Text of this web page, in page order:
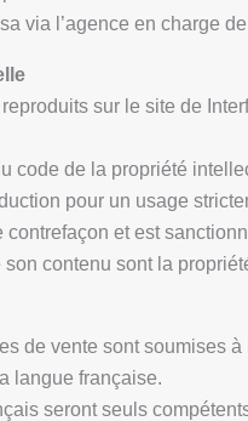
via l’agence en charge
sur le site de
code de la propriété
pour un usage
et est
contenu sont la
de vente sont soumises
langue française.
seront seuls